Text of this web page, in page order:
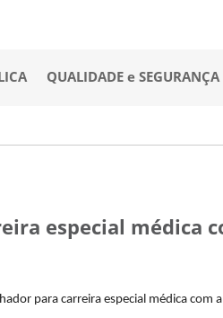
QUALIDADE e SEGURANÇA
especial médica
para carreira especial médica com